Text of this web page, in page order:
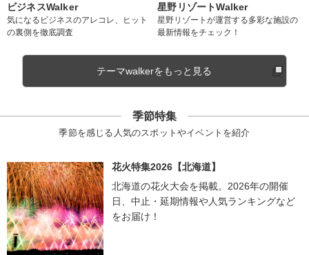
ビジネスWalker
気になるビジネスのアレコレ、ヒット
の裏側を徹底調査
星野リゾートWalker
星野リゾートが運営する多彩な施設の
最新情報をチェック！
テーマwalkerをもっと見る
季節特集
季節を感じる人気のスポットやイベントを紹介
花火特集2026【北海道】
北海道の花火大会を掲載。2026年の開催
日、中止・延期情報や人気ランキングなど
をお届け！